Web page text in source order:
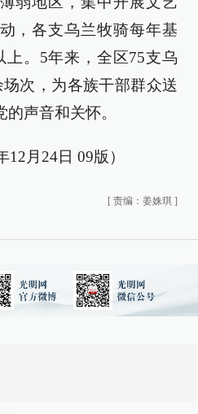
，各支乌兰牧骑每年基
上。5年来，全区75支乌
次，为各族干部群众送
声音和关怀。
12月24日 09版）
[ 责编：姜姝琪 ]